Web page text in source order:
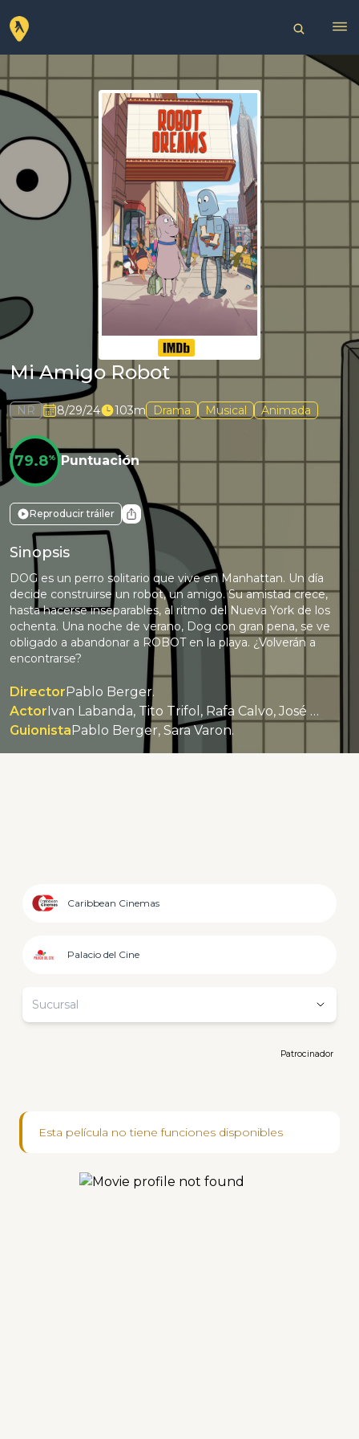
Mi Amigo Robot
NR 8/29/24 103m Drama Musical Animada
79.8% Puntuación
Reproducir tráiler
Sinopsis
DOG es un perro solitario que vive en Manhattan. Un día
decide construirse un robot, un amigo. Su amistad crece,
hasta hacerse inseparables, al ritmo del Nueva York de los
ochenta. Una noche de verano, Dog con gran pena, se ve
obligado a abandonar a ROBOT en la playa. ¿Volverán a
encontrarse?
DirectorPablo Berger.
Actor
Ivan Labanda, Tito Trifol, Rafa Calvo, José García Tos, José Luis Mediavilla, Graciela Molina.
GuionistaPablo Berger, Sara Varon.
Caribbean Cinemas
Palacio del Cine
Sucursal
Patrocinador
Esta película no tiene funciones disponibles